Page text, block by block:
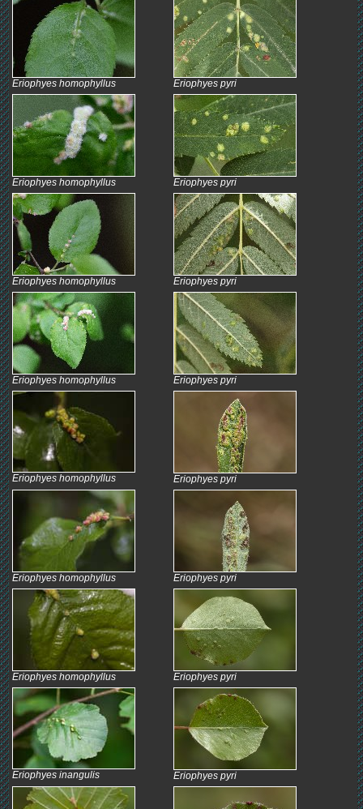
Eriophyes homophyllus
Eriophyes homophyllus
Eriophyes homophyllus
Eriophyes homophyllus
Eriophyes homophyllus
Eriophyes homophyllus
Eriophyes homophyllus
Eriophyes inangulis
Eriophyes pyri
Eriophyes pyri
Eriophyes pyri
Eriophyes pyri
Eriophyes pyri
Eriophyes pyri
Eriophyes pyri
Eriophyes pyri